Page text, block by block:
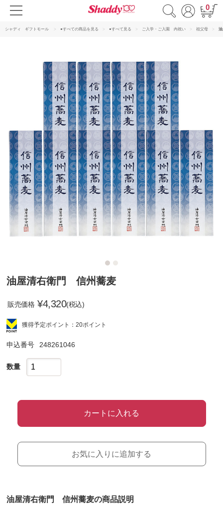
0
シャディ ギフトモール ●すべての商品を見る ●すべて見る ご入学・ご入園 内祝い 祖父母
油屋清右衛門 信州蕎麦
販売価格 ¥4,320(税込)
獲得予定ポイント：20ポイント
申込番号 248261046
数量
カートに入れる
お気に入りに追加する
油屋清右衛門 信州蕎麦の商品説明